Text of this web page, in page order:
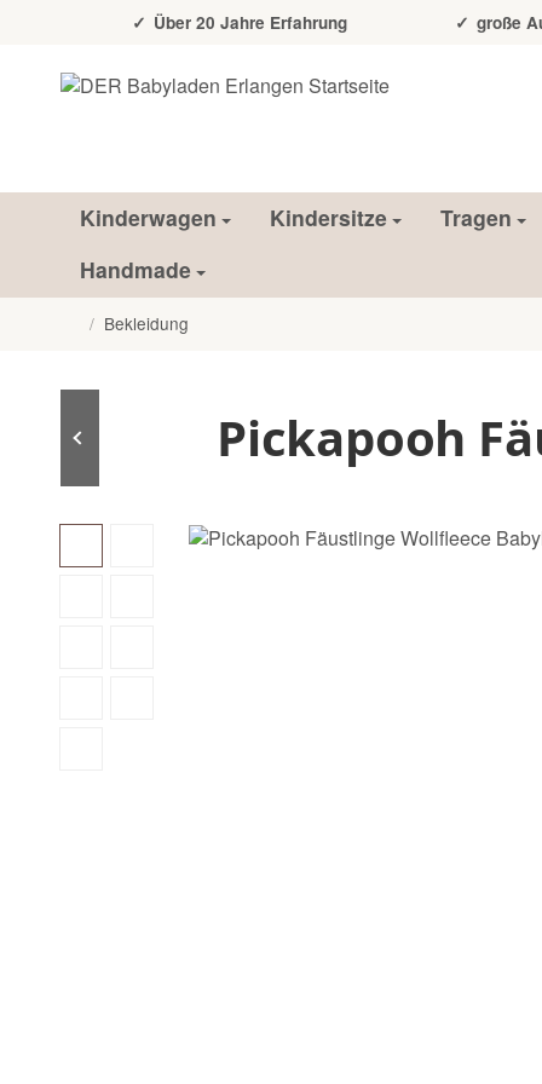
Über 20 Jahre Erfahrung große
Kinderwagen Kindersitze Tragen
Handmade
/ Bekleidung
Pickapooh